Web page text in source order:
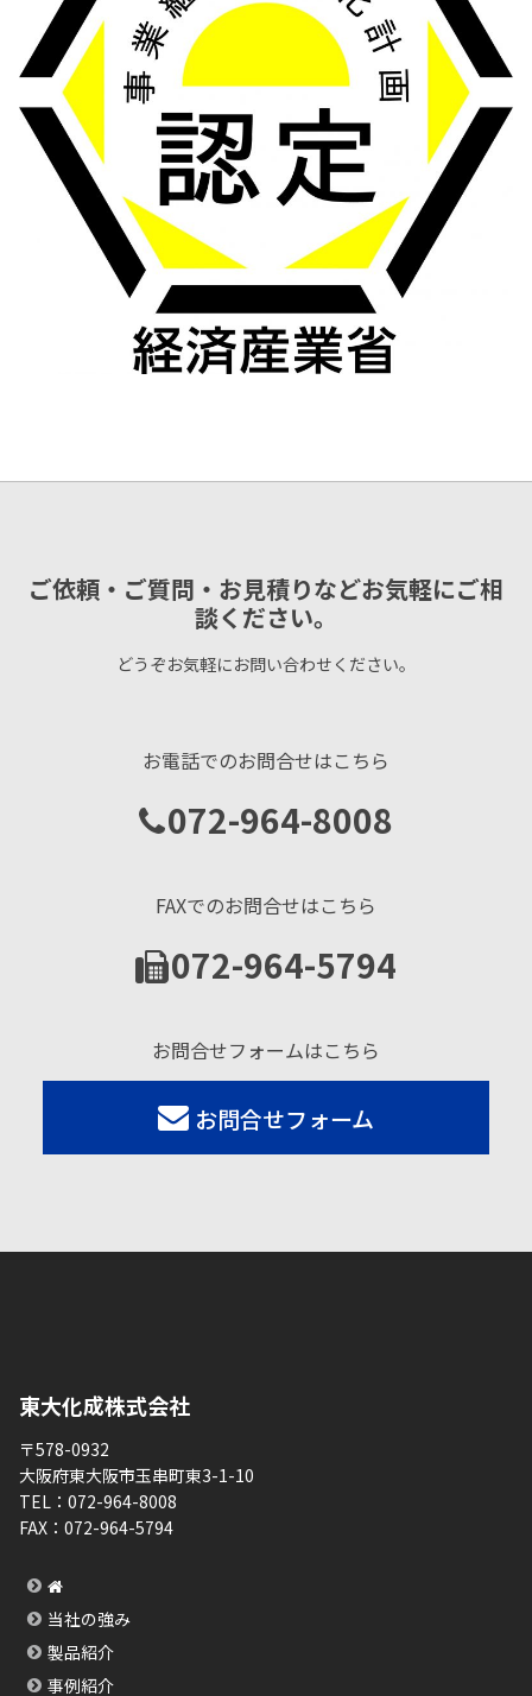
ご依頼・ご質問・お見積りなどお気軽にご相
談ください。
どうぞお気軽にお問い合わせください。
お電話でのお問合せはこちら
072-964-8008
FAXでのお問合せはこちら
072-964-5794
お問合せフォームはこちら
お問合せフォーム
東大化成株式会社
〒578-0932
大阪府東大阪市玉串町東3-1-10
TEL： 072-964-8008
FAX： 072-964-5794
当社の強み
製品紹介
事例紹介